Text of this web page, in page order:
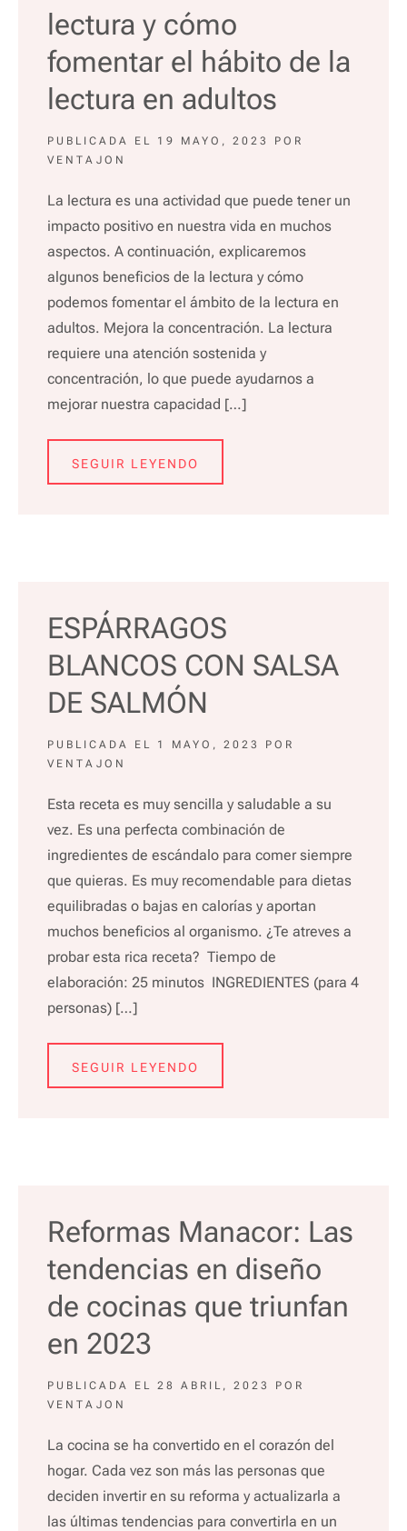
lectura y cómo
fomentar el hábito de la
lectura en adultos
PUBLICADA EL 19 MAYO, 2023
POR
VENTAJON
La lectura es una actividad que puede tener un
impacto positivo en nuestra vida en muchos
aspectos. A continuación, explicaremos
algunos beneficios de la lectura y cómo
podemos fomentar el ámbito de la lectura en
adultos. Mejora la concentración. La lectura
requiere una atención sostenida y
concentración, lo que puede ayudarnos a
mejorar nuestra capacidad […]
SEGUIR LEYENDO
ESPÁRRAGOS
BLANCOS CON SALSA
DE SALMÓN
PUBLICADA EL 1 MAYO, 2023
POR
VENTAJON
Esta receta es muy sencilla y saludable a su
vez. Es una perfecta combinación de
ingredientes de escándalo para comer siempre
que quieras. Es muy recomendable para dietas
equilibradas o bajas en calorías y aportan
muchos beneficios al organismo. ¿Te atreves a
probar esta rica receta? Tiempo de
elaboración: 25 minutos INGREDIENTES (para 4
personas) […]
SEGUIR LEYENDO
Reformas Manacor: Las
tendencias en diseño
de cocinas que triunfan
en 2023
PUBLICADA EL 28 ABRIL, 2023
POR
VENTAJON
La cocina se ha convertido en el corazón del
hogar. Cada vez son más las personas que
deciden invertir en su reforma y actualizarla a
las últimas tendencias para convertirla en un